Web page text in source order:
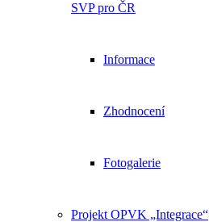
SVP pro ČR
Informace
Zhodnocení
Fotogalerie
Projekt OPVK „Integrace“